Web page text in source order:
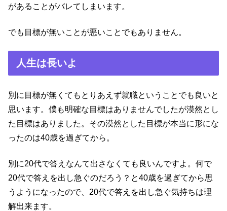
があることがバレてしまいます。
でも目標が無いことが悪いことでもありません。
人生は長いよ
別に目標が無くてもとりあえず就職ということでも良いと
思います。僕も明確な目標はありませんでしたが漠然とし
た目標はありました。その漠然とした目標が本当に形にな
ったのは40歳を過ぎてから。
別に20代で答えなんて出さなくても良いんですよ。何で
20代で答えを出し急ぐのだろう？と40歳を過ぎてから思
うようになったので、20代で答えを出し急ぐ気持ちは理
解出来ます。